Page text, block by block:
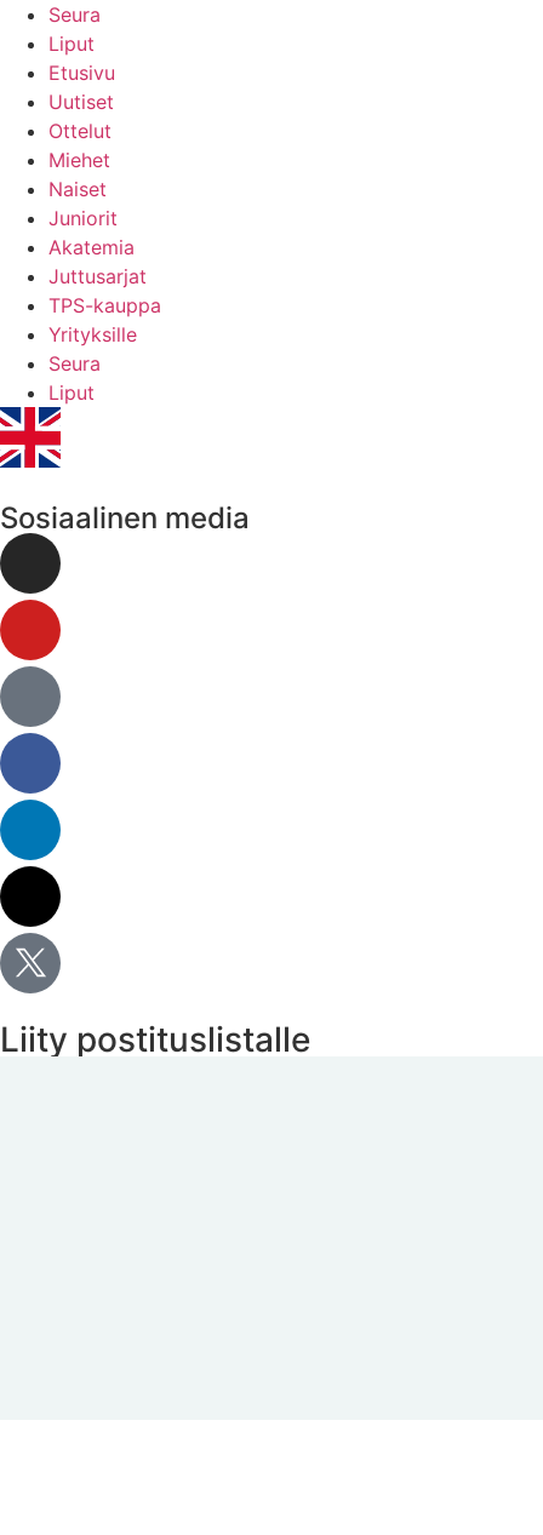
Seura
Liput
Etusivu
Uutiset
Ottelut
Miehet
Naiset
Juniorit
Akatemia
Juttusarjat
TPS-kauppa
Yrityksille
Seura
Liput
Sosiaalinen media
Liity postituslistalle